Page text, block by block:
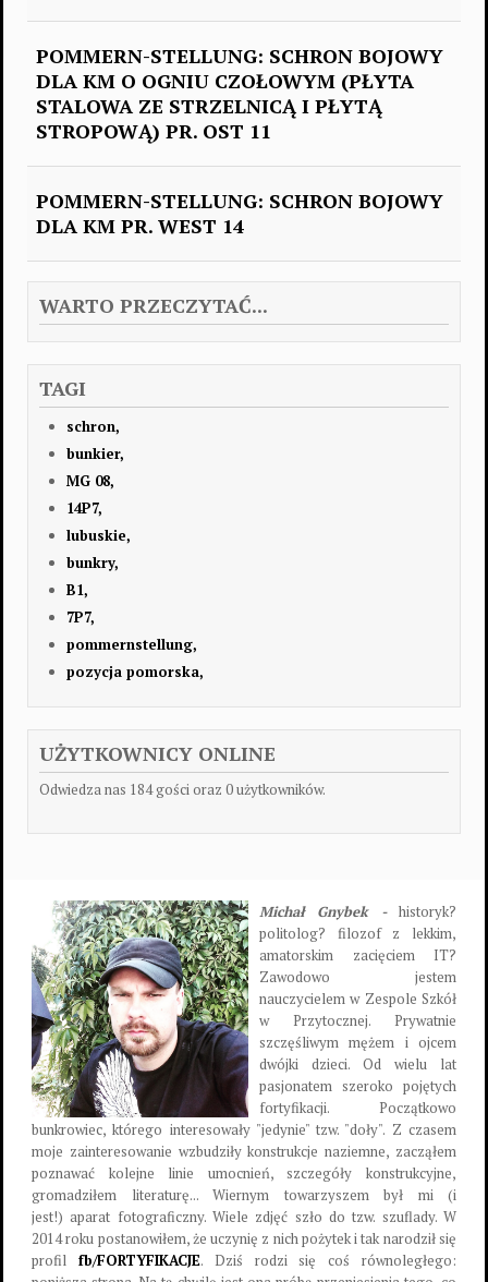
POMMERN-STELLUNG: SCHRON BOJOWY
DLA KM O OGNIU CZOŁOWYM (PŁYTA
STALOWA ZE STRZELNICĄ I PŁYTĄ
STROPOWĄ) PR. OST 11
POMMERN-STELLUNG: SCHRON BOJOWY
DLA KM PR. WEST 14
WARTO PRZECZYTAĆ...
TAGI
schron,
bunkier,
MG 08,
14P7,
lubuskie,
bunkry,
B1,
7P7,
pommernstellung,
pozycja pomorska,
UŻYTKOWNICY ONLINE
Odwiedza nas 184 gości oraz 0 użytkowników.
Michał Gnybek - historyk?
politolog? filozof z lekkim,
amatorskim zacięciem IT?
Zawodowo jestem
nauczycielem w Zespole Szkół
w Przytocznej. Prywatnie
szczęśliwym mężem i ojcem
dwójki dzieci. Od wielu lat
pasjonatem szeroko pojętych
fortyfikacji. Początkowo
bunkrowiec, którego interesowały "jedynie" tzw. "doły". Z czasem
moje zainteresowanie wzbudziły konstrukcje naziemne, zacząłem
poznawać kolejne linie umocnień, szczegóły konstrukcyjne,
gromadziłem literaturę... Wiernym towarzyszem był mi (i
jest!) aparat fotograficzny. Wiele zdjęć szło do tzw. szuflady. W
2014 roku postanowiłem, że uczynię z nich pożytek i tak narodził się
profil fb/FORTYFIKACJE. Dziś rodzi się coś równoległego: